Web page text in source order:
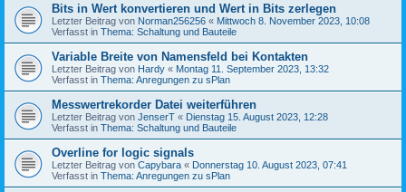
Bits in Wert konvertieren und Wert in Bits zerlegen
Letzter Beitrag von Norman256256 « Mittwoch 8. November 2023, 10:08
Verfasst in Thema: Schaltung und Bauteile
Variable Breite von Namensfeld bei Kontakten
Letzter Beitrag von Hardy « Montag 11. September 2023, 13:32
Verfasst in Thema: Anregungen zu sPlan
Messwertrekorder Datei weiterführen
Letzter Beitrag von JenserT « Dienstag 15. August 2023, 12:28
Verfasst in Thema: Schaltung und Bauteile
Overline for logic signals
Letzter Beitrag von Capybara « Donnerstag 10. August 2023, 07:41
Verfasst in Thema: Anregungen zu sPlan